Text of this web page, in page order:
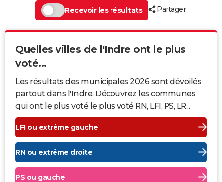
Recevoir les résultats
Partager
Quelles villes de l'Indre ont le plus
voté...
Les résultats des municipales 2026 sont dévoilés
partout dans l'Indre. Découvrez les communes
qui ont le plus voté le plus voté RN, LFI, PS, LR...
LFI ou extrême gauche
RN ou extrême droite
PS ou gauche